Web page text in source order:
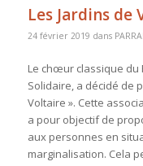
Les Jardins
24 février 2019 dans
Le chœur classique du
Solidaire, a décidé de
Voltaire ». Cette
a pour objectif de
aux personnes en
marginalisation. Cela